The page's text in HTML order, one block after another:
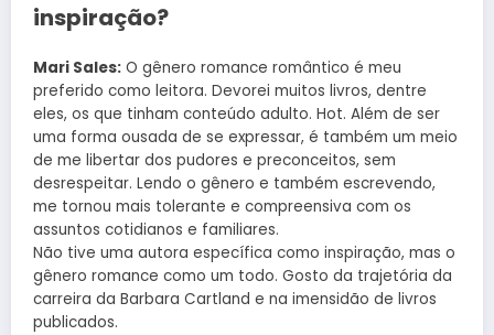
inspiração?
Mari Sales: O gênero romance romântico é meu
preferido como leitora. Devorei muitos livros, dentre
eles, os que tinham conteúdo adulto. Hot. Além de ser
uma forma ousada de se expressar, é também um meio
de me libertar dos pudores e preconceitos, sem
desrespeitar. Lendo o gênero e também escrevendo,
me tornou mais tolerante e compreensiva com os
assuntos cotidianos e familiares.
Não tive uma autora específica como inspiração, mas o
gênero romance como um todo. Gosto da trajetória da
carreira da Barbara Cartland e na imensidão de livros
publicados.